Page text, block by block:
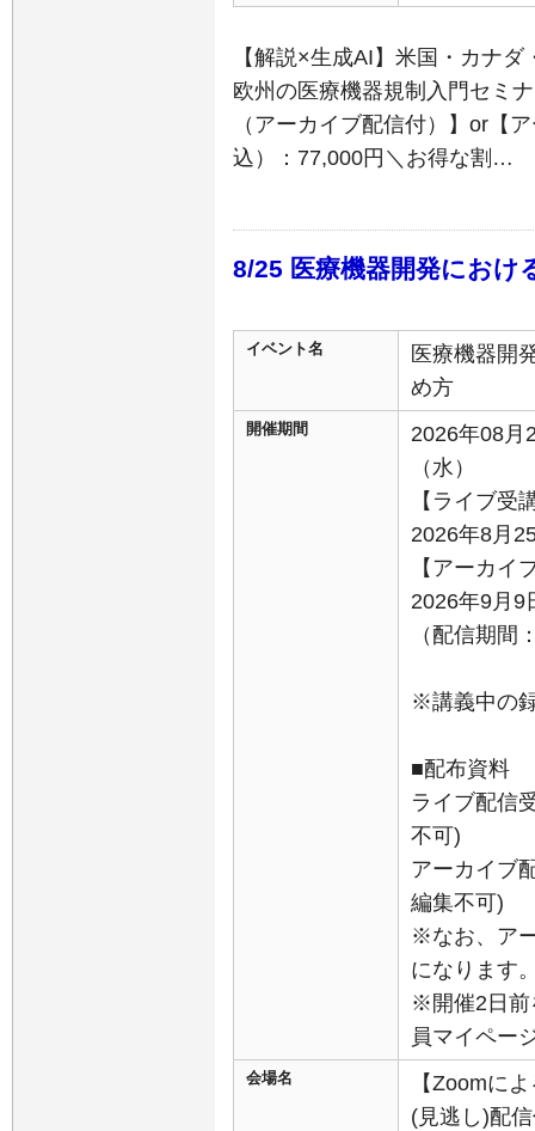
【解説×生成AI】米国・カナ
欧州の医療機器規制入門セミ
（アーカイブ配信付）】or【
込）：77,000円＼お得な割…
8/25 医療機器開発におけ
イベント名
医療機器開
め方
開催期間
2026年08月
（水）
【ライブ受
2026年8月
【アーカイ
2026年9月9
（配信期間
※講義中の
■配布資料
ライブ配信
不可)
アーカイブ
編集不可)
※なお、ア
になります
※開催2日前
員マイペー
会場名
【Zoomに
(見逃し)配